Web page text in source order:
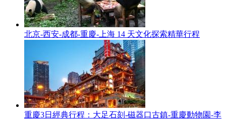
北京-西安-成都-重慶-上海 14 天文化探索精華行程
重慶3日經典行程：大足石刻-磁器口古鎮-重慶動物園-李